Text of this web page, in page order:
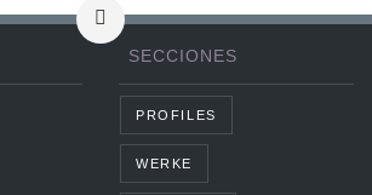
SECCIONES
PROFILES
WERKE